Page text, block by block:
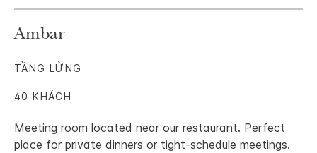
Ambar
Meeting room located near our restaurant. Perfect
place for private dinners or tight-schedule meetings.
TẦNG LỬNG
40 KHÁCH